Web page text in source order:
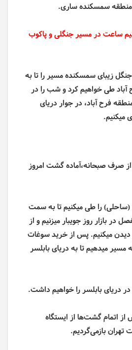
منطقه سمسکنده ساری.
ساعت در مسیر جنگلی و پاکوب
زیبای سمسکنده مسیر را تا به
طی خواهیم کرد و شب را در
فرح آباد، در جوار دریای
میکنیم.
صرف صبحانه،آماده گشت امروز
(ساحلی) را طی میکنیم تا به سمت
در بازار روز جویبار میزنیم و از
میکنیم. پس از خرید سوغات
مسیر میدهیم تا به دریای بابلسر
دریای بابلسر را خواهیم داشت.
اتمام گشت‌ها از ایستگاه
بازمی‌گردیم.